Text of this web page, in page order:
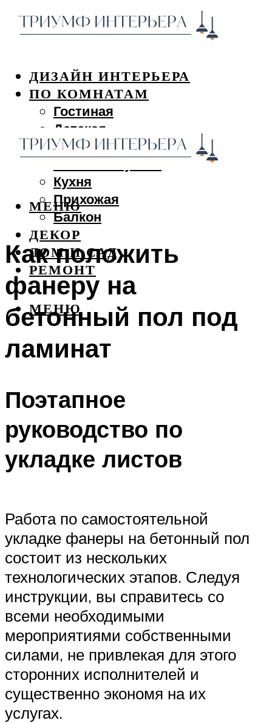
ДИЗАЙН ИНТЕРЬЕРА
ПО КОМНАТАМ
Гостиная
Детская
Спальня
Кухня
Прихожая
Балкон
ДЕКОР
ДОМ И САД
РЕМОНТ
МЕНЮ
МЕНЮ
Как положить
фанеру на
бетонный пол под
ламинат
Поэтапное
руководство по
укладке листов
Работа по самостоятельной
укладке фанеры на бетонный пол
состоит из нескольких
технологических этапов. Следуя
инструкции, вы справитесь со
всеми необходимыми
мероприятиями собственными
силами, не привлекая для этого
сторонних исполнителей и
существенно экономя на их
услугах.